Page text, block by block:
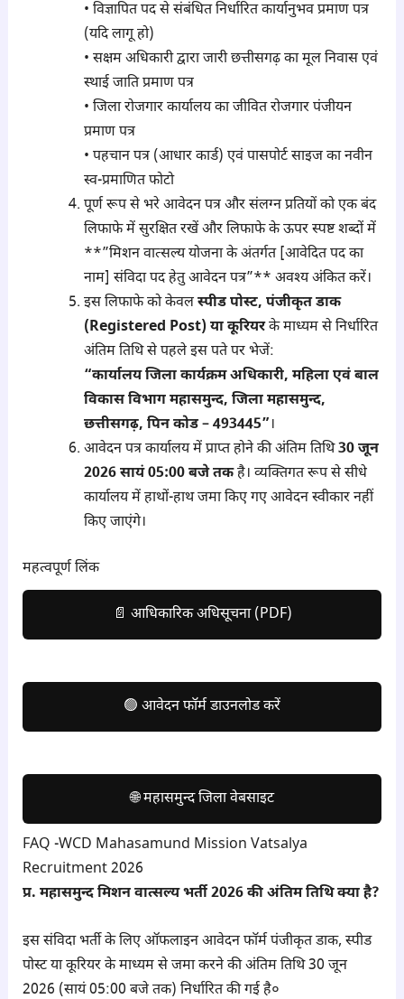
• विज्ञापित पद से संबंधित निर्धारित कार्यानुभव प्रमाण पत्र
(यदि लागू हो)
• सक्षम अधिकारी द्वारा जारी छत्तीसगढ़ का मूल निवास एवं
स्थाई जाति प्रमाण पत्र
• जिला रोजगार कार्यालय का जीवित रोजगार पंजीयन
प्रमाण पत्र
• पहचान पत्र (आधार कार्ड) एवं पासपोर्ट साइज का नवीन
स्व-प्रमाणित फोटो
पूर्ण रूप से भरे आवेदन पत्र और संलग्न प्रतियों को एक बंद
लिफाफे में सुरक्षित रखें और लिफाफे के ऊपर स्पष्ट शब्दों में
**”मिशन वात्सल्य योजना के अंतर्गत [आवेदित पद का
नाम] संविदा पद हेतु आवेदन पत्र”** अवश्य अंकित करें।
इस लिफाफे को केवलस्पीड पोस्ट, पंजीकृत डाक
(Registered Post) या कूरियरके माध्यम से निर्धारित
अंतिम तिथि से पहले इस पते पर भेजें:
“कार्यालय जिला कार्यक्रम अधिकारी, महिला एवं बाल
विकास विभाग महासमुन्द, जिला महासमुन्द,
छत्तीसगढ़, पिन कोड – 493445”।
आवेदन पत्र कार्यालय में प्राप्त होने की अंतिम तिथि30 जून
2026 सायं 05:00 बजे तकहै। व्यक्तिगत रूप से सीधे
कार्यालय में हाथों-हाथ जमा किए गए आवेदन स्वीकार नहीं
किए जाएंगे।
महत्वपूर्ण लिंक
📄 आधिकारिक अधिसूचना (PDF)
🟢 आवेदन फॉर्म डाउनलोड करें
🌐 महासमुन्द जिला वेबसाइट
FAQ -WCD Mahasamund Mission Vatsalya
Recruitment 2026
प्र. महासमुन्द मिशन वात्सल्य भर्ती 2026 की अंतिम तिथि क्या है?
इस संविदा भर्ती के लिए ऑफलाइन आवेदन फॉर्म पंजीकृत डाक, स्पीड
पोस्ट या कूरियर के माध्यम से जमा करने की अंतिम तिथि 30 जून
2026 (सायं 05:00 बजे तक) निर्धारित की गई है०